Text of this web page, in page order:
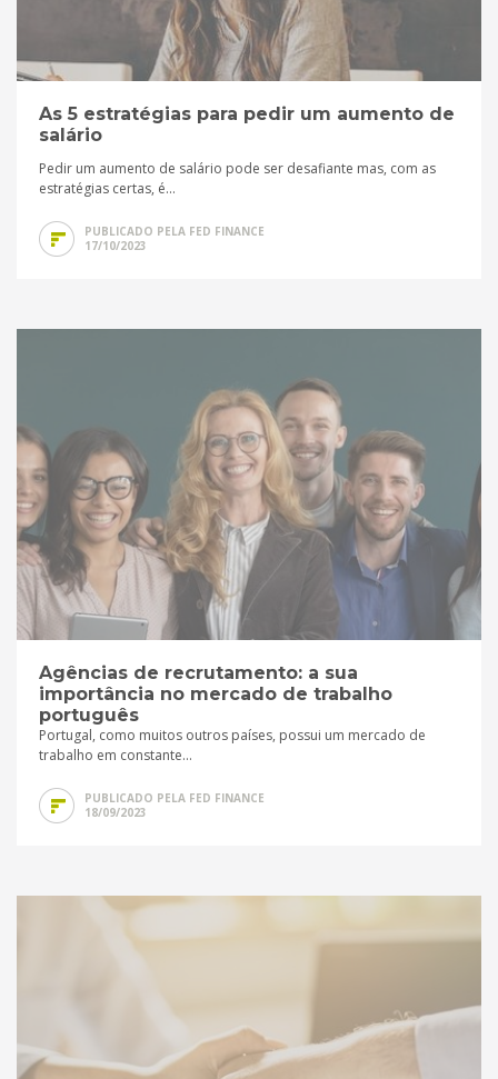
As 5 estratégias para pedir um aumento de
salário
Pedir um aumento de salário pode ser desafiante mas, com as
estratégias certas, é...
PUBLICADO PELA FED FINANCE
17/10/2023
Agências de recrutamento: a sua
importância no mercado de trabalho
português
Portugal, como muitos outros países, possui um mercado de
trabalho em constante...
PUBLICADO PELA FED FINANCE
18/09/2023